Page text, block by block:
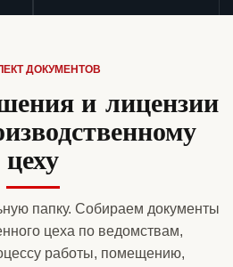
ДОКУМЕНТОВ
и лицензии
цеху
папку. Собираем документы
цеха по ведомствам,
работы, помещению,